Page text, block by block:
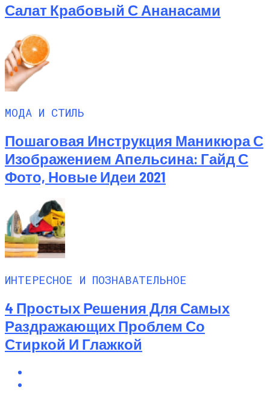
Салат Крабовый С Ананасами
МОДА И СТИЛЬ
Пошаговая Инструкция Маникюра С
Изображением Апельсина: Гайд С
Фото, Новые Идеи 2021
ИНТЕРЕСНОЕ И ПОЗНАВАТЕЛЬНОЕ
4 Простых Решения Для Самых
Раздражающих Проблем Со
Стиркой И Глажкой